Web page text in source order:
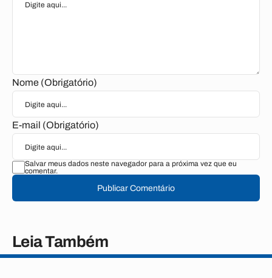
Nome (Obrigatório)
E-mail (Obrigatório)
Salvar meus dados neste navegador para a próxima vez que eu
comentar.
Publicar Comentário
Leia Também